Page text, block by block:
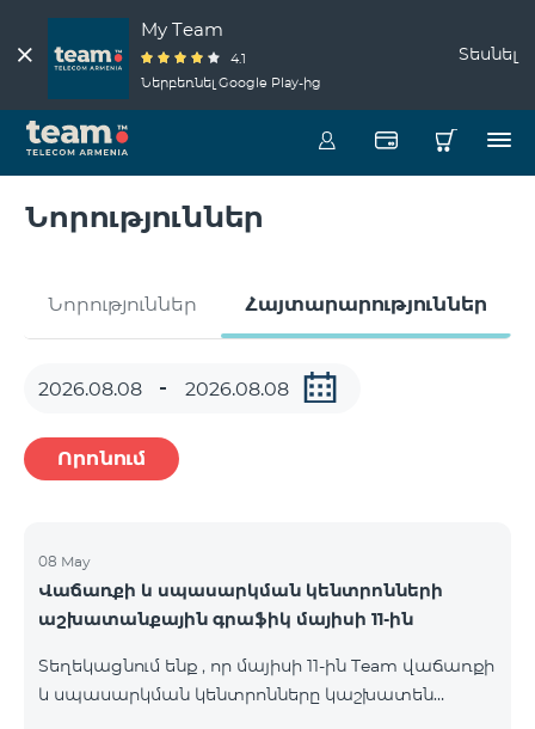
My Team
4.1
Ներբեռնել Google Play-ից
Տեսնել
Նորություններ
Նորություններ Հայտարարություններ
Որոնում
08 May
Վաճառքի և սպասարկման կենտրոնների
աշխատանքային գրաֆիկ մայիսի 11-ին
Տեղեկացնում ենք , որ մայիսի 11-ին Team վաճառքի
և սպասարկման կենտրոնները կաշխատեն